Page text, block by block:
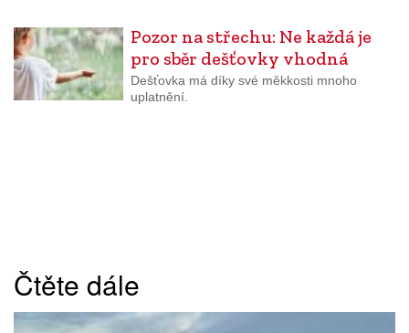
Pozor na střechu: Ne každá je
pro sběr dešťovky vhodná
Dešťovka má díky své měkkosti mnoho
uplatnění.
Čtěte dále